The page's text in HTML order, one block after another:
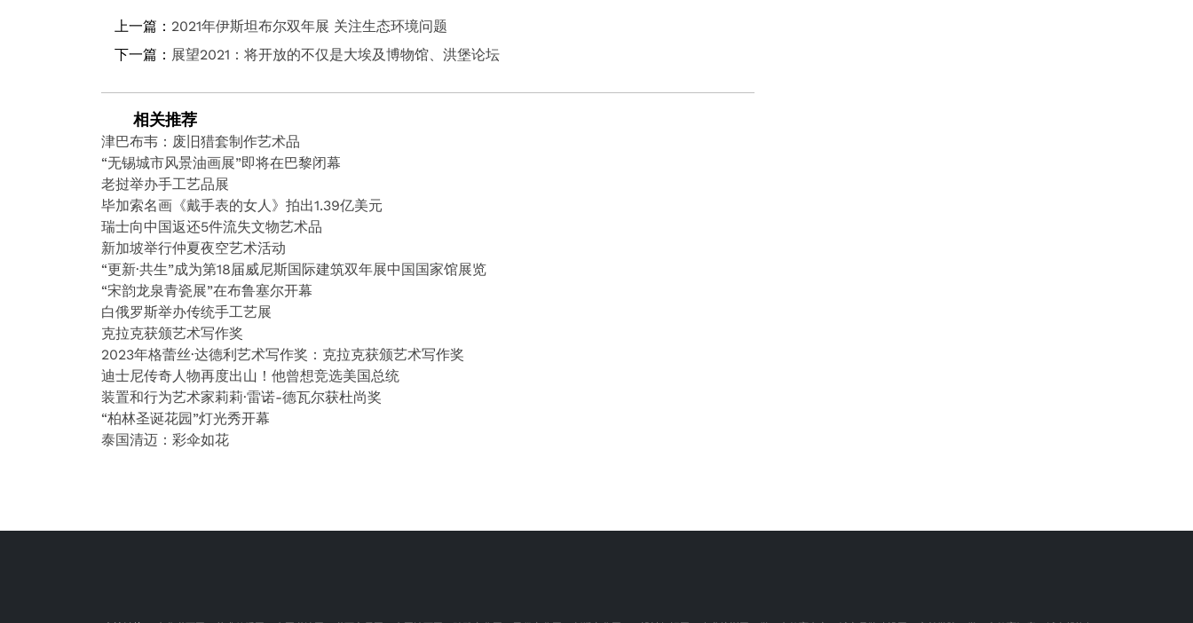
上一篇： 2021年伊斯坦布尔双年展 关注生态环境问题
下一篇： 展望2021：将开放的不仅是大埃及博物馆、洪堡论坛
相关推荐
津巴布韦：废旧猎套制作艺术品
“无锡城市风景油画展”即将在巴黎闭幕
老挝举办手工艺品展
毕加索名画《戴手表的女人》拍出1.39亿美元
瑞士向中国返还5件流失文物艺术品
新加坡举行仲夏夜空艺术活动
“更新·共生”成为第18届威尼斯国际建筑双年展中国国家馆展览
“宋韵龙泉青瓷展”在布鲁塞尔开幕
白俄罗斯举办传统手工艺展
克拉克获颁艺术写作奖
2023年格蕾丝·达德利艺术写作奖：克拉克获颁艺术写作奖
迪士尼传奇人物再度出山！他曾想竞选美国总统
装置和行为艺术家莉莉·雷诺-德瓦尔获杜尚奖
“柏林圣诞花园”灯光秀开幕
泰国清迈：彩伞如花